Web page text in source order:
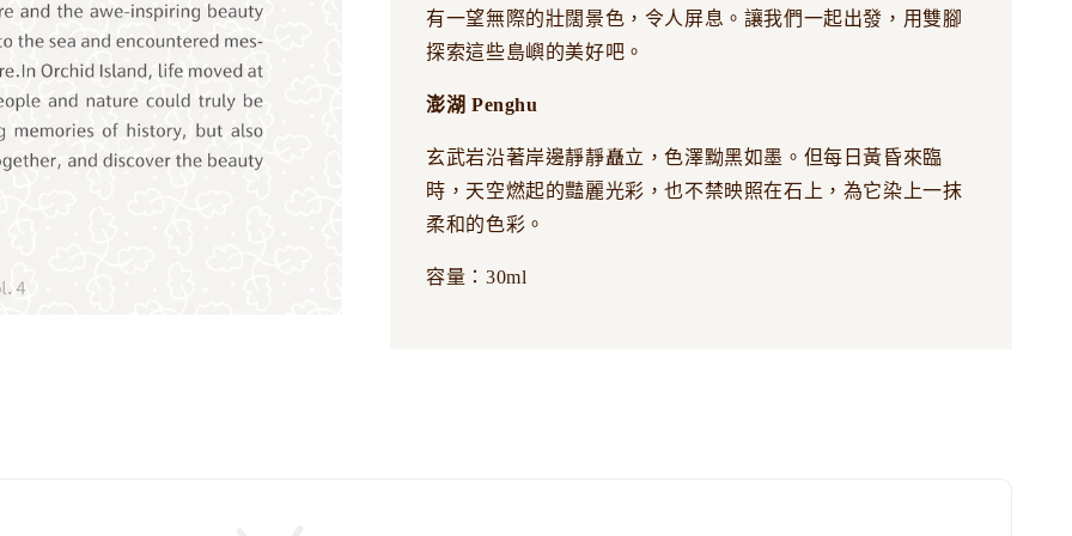
有一望無際的壯闊景色，令人屏息。讓我們一起出發，用雙腳
探索這些島嶼的美好吧。
澎湖 Penghu
玄武岩沿著岸邊靜靜矗立，色澤黝黑如墨。但每日黃昏來臨
時，天空燃起的豔麗光彩，也不禁映照在石上，為它染上一抹
柔和的色彩。
容量：30ml